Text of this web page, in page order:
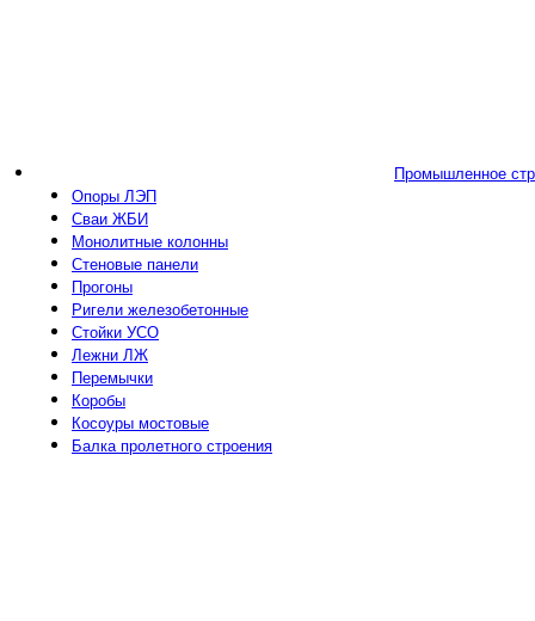
Промышленное
Опоры ЛЭП
Сваи ЖБИ
Монолитные колонны
Стеновые панели
Прогоны
Ригели железобетонные
Стойки УСО
Лежни ЛЖ
Перемычки
Коробы
Косоуры мостовые
Балка пролетного строения